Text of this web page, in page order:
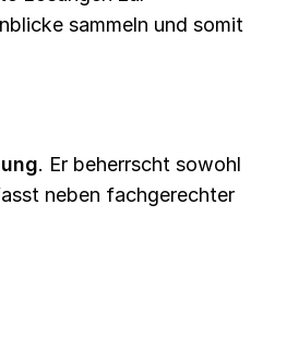
sammeln und somit
. Er beherrscht sowohl
neben fachgerechter